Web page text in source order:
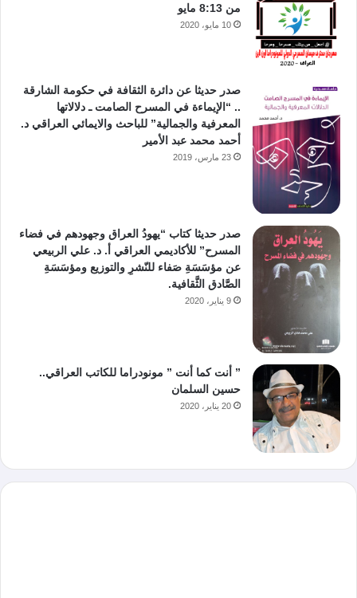
من 8:13 مايو
10 مايو، 2020
صدر حديثا عن دائرة الثقافة في حكومة الشارقة
.. “الإيماءة في المسرح الصامت ـ دلالاتها
المعرفية والجمالية” للباحث والايمائي العراقي د.
أحمد محمد عبد الأمير
23 مارس، 2019
صدر حديثا كتاب “يهودُ العراق وجهودهم في فضاء
المسرح” للأكاديمي العراقي أ. د. علي الربيعي
عن مؤسَسَةِ صَفاء للنّشرِ والتوزيع ومؤسَسَةِ
الصَّادق الثَّقافية.
9 يناير، 2020
” أنت كما أنت ” مونودراما للكاتب العراقي..
حسين السلمان
20 يناير، 2020